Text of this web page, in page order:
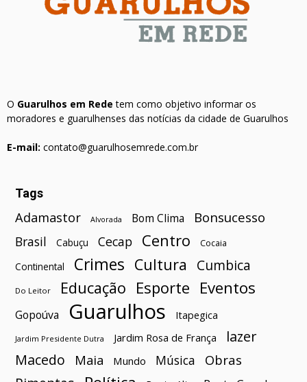
O Guarulhos em Rede tem como objetivo informar os
moradores e guarulhenses das notícias da cidade de Guarulhos
E-mail: contato@guarulhosemrede.com.br
Tags
Adamastor Alvorada Bom Clima Bonsucesso
Brasil Cabuçu Cecap Centro Cocaia
Continental Crimes Cultura Cumbica
Do Leitor Educação Esporte Eventos
Gopoúva Guarulhos Itapegica
Jardim Presidente Dutra Jardim Rosa de França
lazer
Macedo
Maia Mundo Música Obras